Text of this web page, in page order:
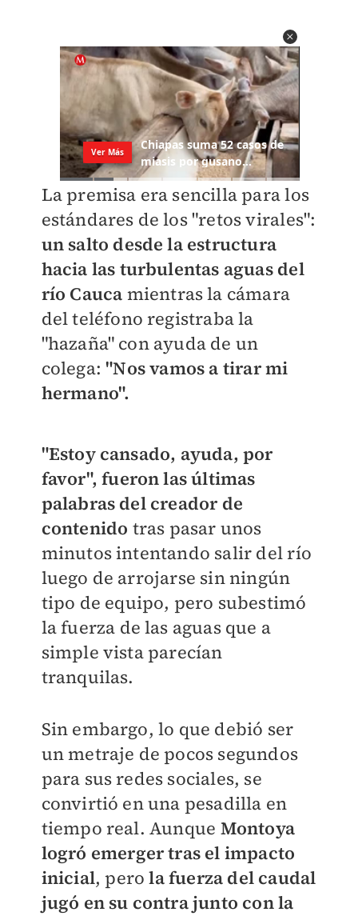
La premisa era sencilla para los
estándares de los "retos virales":
un salto desde la estructura
hacia las turbulentas aguas del
río Cauca mientras la cámara
del teléfono registraba la
"hazaña" con ayuda de un
colega:"Nos vamos a tirar mi
hermano".
"Estoy cansado, ayuda, por
favor", fueron las últimas
palabras del creador de
contenido tras pasar unos
minutos intentando salir del río
luego de arrojarse sin ningún
tipo de equipo, pero subestimó
la fuerza de las aguas que a
simple vista parecían
tranquilas.
Sin embargo, lo que debió ser
un metraje de pocos segundos
para sus redes sociales, se
convirtió en una pesadilla en
tiempo real. Aunque Montoya
logró emerger tras el impacto
inicial, perola fuerza del caudal
jugó en su contra junto con la